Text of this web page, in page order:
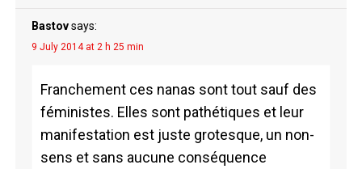
Bastov says:
9 July 2014 at 2 h 25 min
Franchement ces nanas sont tout sauf des
féministes. Elles sont pathétiques et leur
manifestation est juste grotesque, un non-
sens et sans aucune conséquence